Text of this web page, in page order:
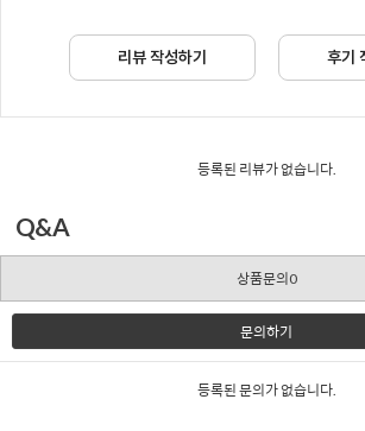
리뷰 작성하기 후기
등록된 리뷰가 없습니다.
Q&A
상품문의0
문의하기
등록된 문의가 없습니다.